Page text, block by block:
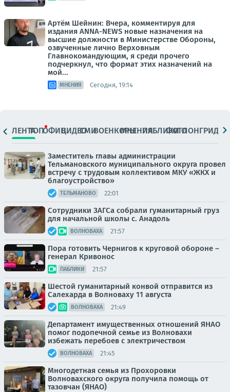
Артём Шейнин: Вчера, комментируя для
издания ANNA-NEWS новые назначения на
высшие должности в Министерстве Обороны,
озвученные лично Верховным
Главнокомандующим, я среди прочего
подчеркнул, что формат этих назначений на
мой...
МНЕНИЯ Сегодня, 19:14
ЛЕНТАТОПОФИЦ.ВИДЕОСМИВОЕНКОРЫМНЕНИЯПАБЛИКИ
ФОТОЛОНГРИДЫ
Заместитель главы администрации
Тельмановского муниципального округа провел
встречу с трудовым коллективом МКУ «ЖКХ и
благоустройство»
ТЕЛЬМАНОВО 22:01
Сотрудники ЗАГСа собрали гуманитарный груз
для начальной школы с. Анадоль
ВОЛНОВАХА 21:57
Пора готовить Чернигов к круговой обороне –
генерал Кривонос
ПАБЛИКИ 21:57
Шестой гуманитарный конвой отправится из
Салехарда в Волноваху 11 августа
ВОЛНОВАХА 21:49
Департамент имущественных отношений ЯНАО
помог подопечной семье из Волновахи
избежать перебоев с электричеством
ВОЛНОВАХА 21:45
Многодетная семья из Прохоровки
Волновахского округа получила помощь от
тазовчан (ЯНАО)